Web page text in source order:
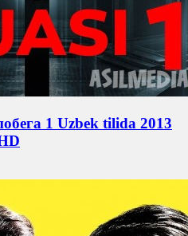
1 Uzbek tilida 2013